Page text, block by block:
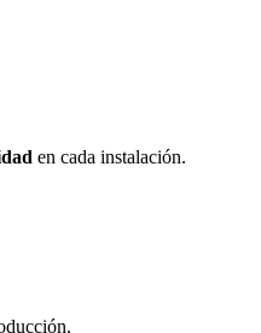
en cada instalación.